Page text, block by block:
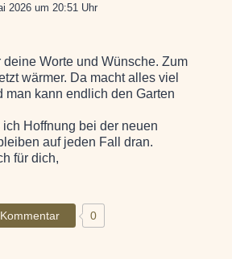
2026 um 20:51 Uhr
Worte und Wünsche. Zum
wärmer. Da macht alles viel
man kann endlich den Garten
Hoffnung bei der neuen
auf jeden Fall dran.
für dich,
0